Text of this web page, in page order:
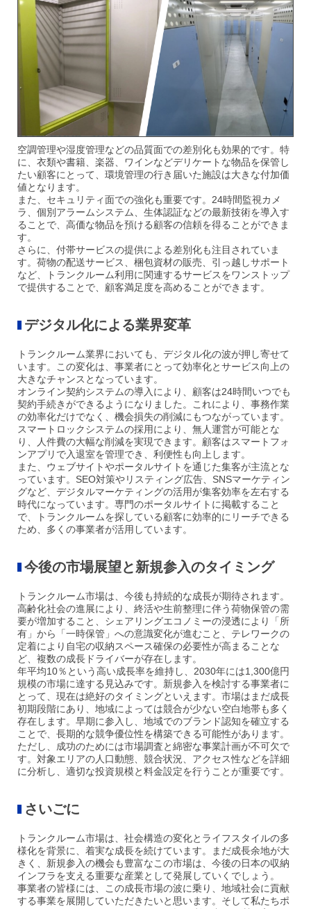
空調管理や湿度管理などの品質面での差別化も効果的です。特
に、衣類や書籍、楽器、ワインなどデリケートな物品を保管し
たい顧客にとって、環境管理の行き届いた施設は大きな付加価
値となります。
また、セキュリティ面での強化も重要です。24時間監視カメ
ラ、個別アラームシステム、生体認証などの最新技術を導入す
ることで、高価な物品を預ける顧客の信頼を得ることができま
す。
さらに、付帯サービスの提供による差別化も注目されていま
す。荷物の配送サービス、梱包資材の販売、引っ越しサポー ト
など、トランクルーム利用に関連するサービスをワンストップ
で提供することで、顧客満足度を高めることができます。
デジタル化による業界変革
トランクルーム業界においても、デジタル化の波が押し寄せて
います。この変化は、事業者にとって効率化とサービス向上の
大きなチャンスとなっています。
オンライン契約システムの導入により、顧客は24時間いつでも
契約手続きができるようになりました。これにより、事務作業
の効率化だけでなく、機会損失の削減にもつながっています。
スマートロックシステムの採用により、無人運営が可能とな
り、人件費の大幅な削減を実現できます。顧客はスマートフォ
ンアプリで入退室を管理でき、利便性も向上します。
また、ウェブサイトやポータルサイトを通じた集客が主流とな
っています。SEO対策やリスティング広告、SNSマーケテ ィン
グなど、デジタルマーケティングの活用が集客効率を左右する
時代になっています。専門のポータルサイトに掲載すること
で、トランクルームを探している顧客に効率的にリーチできる
ため、多くの事業者が活用しています。
今後の市場展望と新規参入のタイミング
トランクルーム市場は、今後も持続的な成長が期待されます。
高齢化社会の進展により、終活や生前整理に伴う荷物保管の需
要が増加すること、シェアリングエコノミーの浸透により「所
有」から「一時保管」への意識変化が進むこと、テレワークの
定着により自宅の収納スペース確保の必要性が高まることな
ど、複数の成長ドライバーが存在します。
年平均10％という高い成長率を維持し、2030年には1,300億円
規模の市場に達する見込みです。新規参入を検討する事業者に
とって、現在は絶好のタイミングといえます。市場はまだ成長
初期段階にあり、地域によっては競合が少ない空白地帯も多く
存在します。早期に参入し、地域でのブランド認知を確立する
ことで、長期的な競争優位性を構築できる可能性があります。
ただし、成功のためには市場調査と綿密な事業計画が不可欠で
す。対象エリアの人口動態、競合状況、アクセス性などを詳細
に分析し、適切な投資規模と料金設定を行うことが重要です。
さいごに
トランクルーム市場は、社会構造の変化とライフスタイルの多
様化を背景に、着実な成長を続けています。まだ成長余地が大
きく、新規参入の機会も豊富なこの市場は、今後の日本の収納
インフラを支える重要な産業として発展していくでしょう。
事業者の皆様には、この成長市場の波に乗り、地域社会に貢献
する事業を展開していただきたいと思います。そして私たちポ